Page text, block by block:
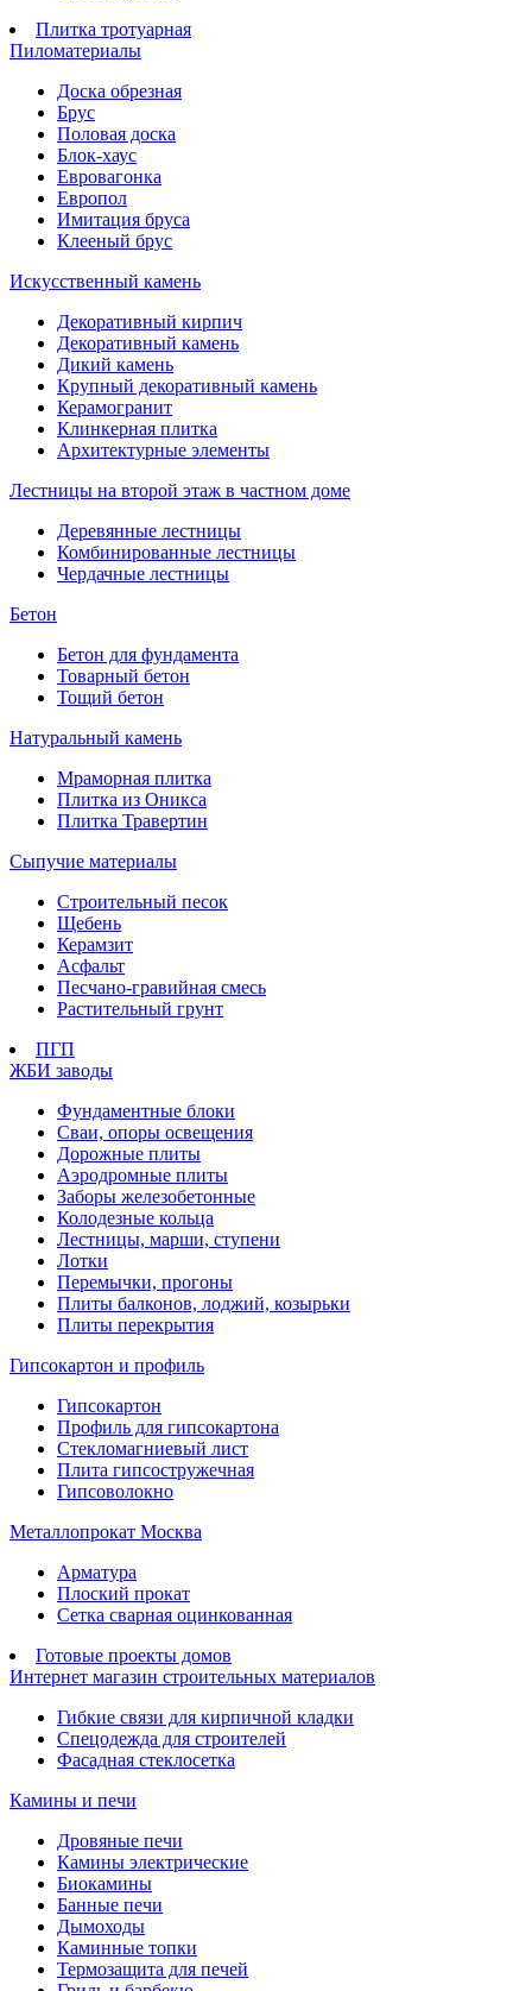
Плитка тротуарная
Пиломатериалы
Доска обрезная
Брус
Половая доска
Блок-хаус
Евровагонка
Европол
Имитация бруса
Клееный брус
Искусственный камень
Декоративный кирпич
Декоративный камень
Дикий камень
Крупный декоративный камень
Керамогранит
Клинкерная плитка
Архитектурные элементы
Лестницы на второй этаж в частном доме
Деревянные лестницы
Комбинированные лестницы
Чердачные лестницы
Бетон
Бетон для фундамента
Товарный бетон
Тощий бетон
Натуральный камень
Мраморная плитка
Плитка из Оникса
Плитка Травертин
Сыпучие материалы
Строительный песок
Щебень
Керамзит
Асфальт
Песчано-гравийная смесь
Растительный грунт
ПГП
ЖБИ заводы
Фундаментные блоки
Сваи, опоры освещения
Дорожные плиты
Аэродромные плиты
Заборы железобетонные
Колодезные кольца
Лестницы, марши, ступени
Лотки
Перемычки, прогоны
Плиты балконов, лоджий, козырьки
Плиты перекрытия
Гипсокартон и профиль
Гипсокартон
Профиль для гипсокартона
Стекломагниевый лист
Плита гипсостружечная
Гипсоволокно
Металлопрокат Москва
Арматура
Плоский прокат
Сетка сварная оцинкованная
Готовые проекты домов
Интернет магазин строительных материалов
Гибкие связи для кирпичной кладки
Спецодежда для строителей
Фасадная стеклосетка
Камины и печи
Дровяные печи
Камины электрические
Биокамины
Банные печи
Дымоходы
Каминные топки
Термозащита для печей